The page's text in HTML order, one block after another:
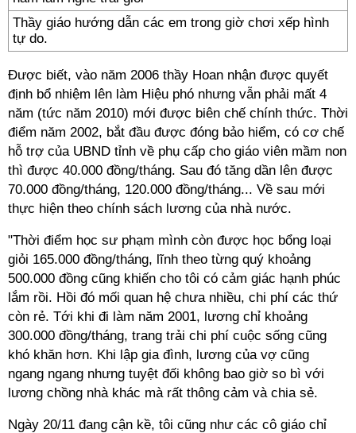
Thầy giáo hướng dẫn các em trong giờ chơi xếp hình
tự do.
Được biết, vào năm 2006 thầy Hoan nhận được quyết
định bổ nhiệm lên làm Hiệu phó nhưng vẫn phải mất 4
năm (tức năm 2010) mới được biên chế chính thức. Thời
điểm năm 2002, bắt đầu được đóng bảo hiểm, có cơ chế
hỗ trợ của UBND tỉnh về phụ cấp cho giáo viên mầm non
thì được 40.000 đồng/tháng. Sau đó tăng dần lên được
70.000 đồng/tháng, 120.000 đồng/tháng... Về sau mới
thực hiện theo chính sách lương của nhà nước.
"Thời điểm học sư phạm mình còn được học bổng loại
giỏi 165.000 đồng/tháng, lĩnh theo từng quý khoảng
500.000 đồng cũng khiến cho tôi có cảm giác hạnh phúc
lắm rồi. Hồi đó mối quan hệ chưa nhiều, chi phí các thứ
còn rẻ. Tới khi đi làm năm 2001, lương chỉ khoảng
300.000 đồng/tháng, trang trải chi phí cuộc sống cũng
khó khăn hơn. Khi lập gia đình, lương của vợ cũng
ngang ngang nhưng tuyệt đối không bao giờ so bì với
lương chồng nhà khác mà rất thông cảm và chia sẻ.
Ngày 20/11 đang cận kề, tôi cũng như các cô giáo chỉ